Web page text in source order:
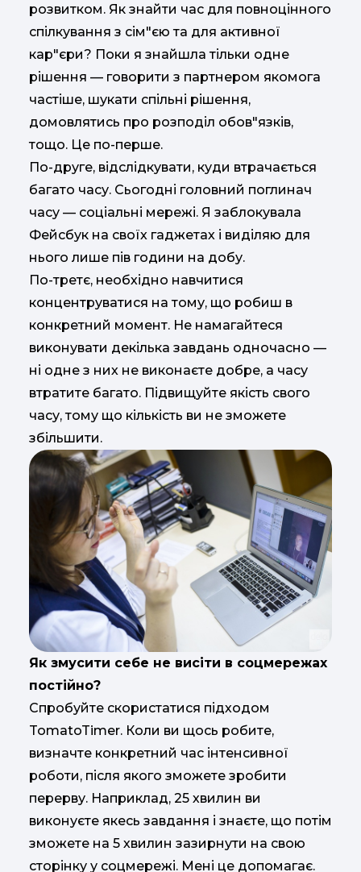
розвитком. Як знайти час для повноцінного
спілкування з сім"єю та для активної
кар"єри? Поки я знайшла тільки одне
рішення — говорити з партнером якомога
частіше, шукати спільні рішення,
домовлятись про розподіл обов"язків,
тощо. Це по-перше.
По-друге, відслідкувати, куди втрачається
багато часу. Сьогодні головний поглинач
часу — соціальні мережі. Я заблокувала
Фейсбук на своїх гаджетах і виділяю для
нього лише пів години на добу.
По-третє, необхідно навчитися
концентруватися на тому, що робиш в
конкретний момент. Не намагайтеся
виконувати декілька завдань одночасно —
ні одне з них не виконаєте добре, а часу
втратите багато. Підвищуйте якість свого
часу, тому що кількість ви не зможете
збільшити.
Як змусити себе не висіти в соцмережах
постійно?
Спробуйте скористатися підходом
TomatoTimer. Коли ви щось робите,
визначте конкретний час інтенсивної
роботи, після якого зможете зробити
перерву. Наприклад, 25 хвилин ви
виконуєте якесь завдання і знаєте, що потім
зможете на 5 хвилин зазирнути на свою
сторінку у соцмережі. Мені це допомагає.